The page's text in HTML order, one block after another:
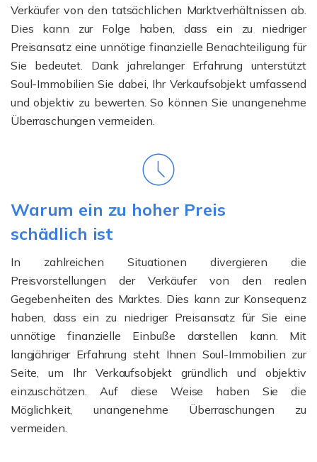
Verkäufer von den tatsächlichen Marktverhältnissen ab.
Dies kann zur Folge haben, dass ein zu niedriger
Preisansatz eine unnötige finanzielle Benachteiligung für
Sie bedeutet. Dank jahrelanger Erfahrung unterstützt
Soul-Immobilien Sie dabei, Ihr Verkaufsobjekt umfassend
und objektiv zu bewerten. So können Sie unangenehme
Überraschungen vermeiden.
Warum ein zu hoher Preis
schädlich ist
In zahlreichen Situationen divergieren die
Preisvorstellungen der Verkäufer von den realen
Gegebenheiten des Marktes. Dies kann zur Konsequenz
haben, dass ein zu niedriger Preisansatz für Sie eine
unnötige finanzielle Einbuße darstellen kann. Mit
langjähriger Erfahrung steht Ihnen Soul-Immobilien zur
Seite, um Ihr Verkaufsobjekt gründlich und objektiv
einzuschätzen. Auf diese Weise haben Sie die
Möglichkeit, unangenehme Überraschungen zu
vermeiden.